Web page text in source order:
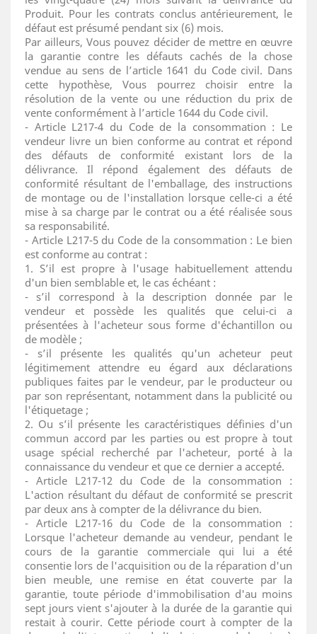
Produit. Pour les contrats conclus antérieurement, le
défaut est présumé pendant six (6) mois.
Par ailleurs, Vous pouvez décider de mettre en œuvre
la garantie contre les défauts cachés de la chose
vendue au sens de l’article 1641 du Code civil. Dans
cette hypothèse, Vous pourrez choisir entre la
résolution de la vente ou une réduction du prix de
vente conformément à l’article 1644 du Code civil.
- Article L217-4 du Code de la consommation : Le
vendeur livre un bien conforme au contrat et répond
des défauts de conformité existant lors de la
délivrance. Il répond également des défauts de
conformité résultant de l'emballage, des instructions
de montage ou de l'installation lorsque celle-ci a été
mise à sa charge par le contrat ou a été réalisée sous
sa responsabilité.
- Article L217-5 du Code de la consommation : Le bien
est conforme au contrat :
1. S’il est propre à l'usage habituellement attendu
d'un bien semblable et, le cas échéant :
- s’il correspond à la description donnée par le
vendeur et possède les qualités que celui-ci a
présentées à l'acheteur sous forme d'échantillon ou
de modèle ;
- s’il présente les qualités qu'un acheteur peut
légitimement attendre eu égard aux déclarations
publiques faites par le vendeur, par le producteur ou
par son représentant, notamment dans la publicité ou
l'étiquetage ;
2. Ou s’il présente les caractéristiques définies d'un
commun accord par les parties ou est propre à tout
usage spécial recherché par l'acheteur, porté à la
connaissance du vendeur et que ce dernier a accepté.
- Article L217-12 du Code de la consommation :
L'action résultant du défaut de conformité se prescrit
par deux ans à compter de la délivrance du bien.
- Article L217-16 du Code de la consommation :
Lorsque l'acheteur demande au vendeur, pendant le
cours de la garantie commerciale qui lui a été
consentie lors de l'acquisition ou de la réparation d'un
bien meuble, une remise en état couverte par la
garantie, toute période d'immobilisation d'au moins
sept jours vient s'ajouter à la durée de la garantie qui
restait à courir. Cette période court à compter de la